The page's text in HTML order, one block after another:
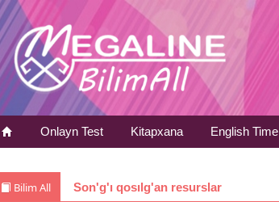
Onlayn Test Kitapxana English Time
Bilim All Son'g'ı qosılg'an resurslar